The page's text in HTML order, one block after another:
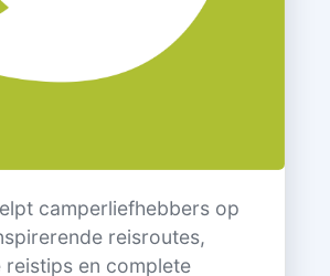
camperliefhebbers op
reisroutes,
reistips en complete